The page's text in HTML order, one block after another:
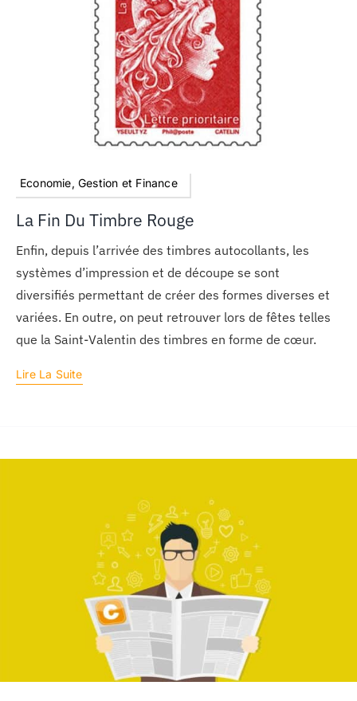
Economie, Gestion et Finance
La Fin Du Timbre Rouge
Enfin, depuis l’arrivée des timbres autocollants, les
systèmes d’impression et de découpe se sont
diversifiés permettant de créer des formes diverses et
variées. En outre, on peut retrouver lors de fêtes telles
que la Saint-Valentin des timbres en forme de cœur.
Lire La Suite